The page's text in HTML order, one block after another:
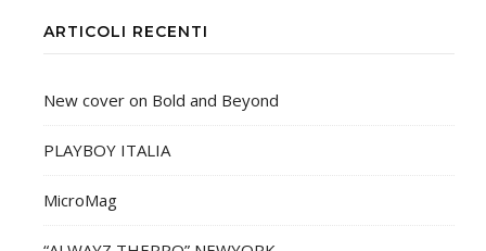
ARTICOLI RECENTI
New cover on Bold and Beyond
PLAYBOY ITALIA
MicroMag